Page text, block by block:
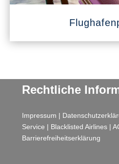
Rechtliche
Impressum |
Service | Blacklisted Airlines|
Barrierefreiheitserklärung